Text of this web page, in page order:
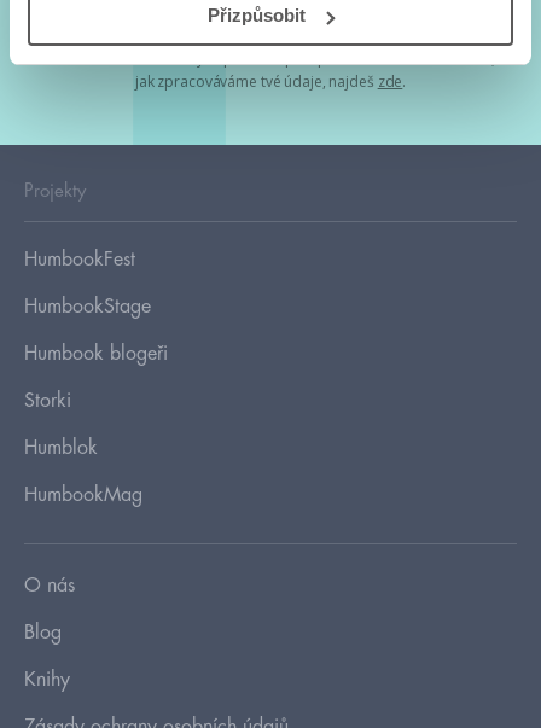
Přizpůsobit
Tvá e-mailová adresa je u nás v bezpečí. Přečti si
jak zpracováváme tvé údaje, najdeš zde.
Projekty
HumbookFest
HumbookStage
Humbook blogeři
Storki
Humblok
HumbookMag
O nás
Blog
Knihy